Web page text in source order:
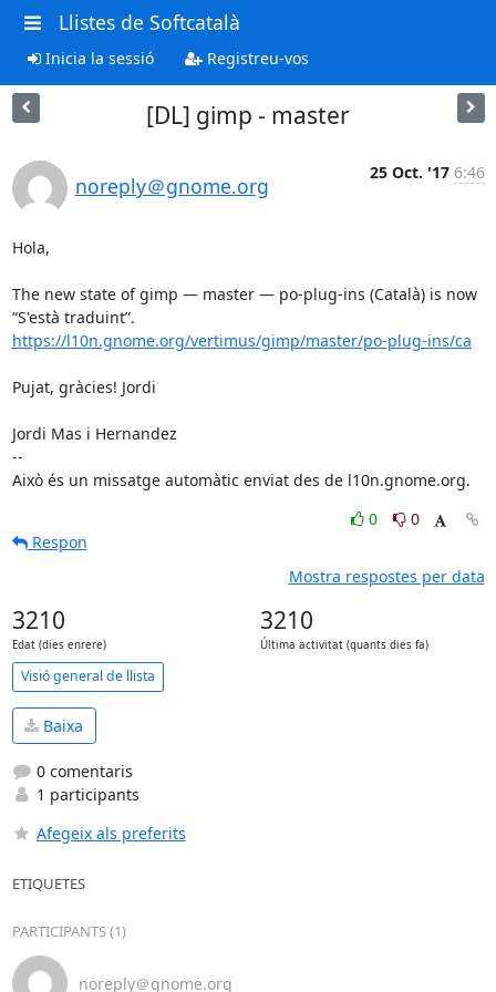
Llistes de Softcatalà
Inicia la sessió Registreu-vos
[DL] gimp - master
noreply＠gnome.org
25 Oct. '17 6:46
Hola,
The new state of gimp — master — po-plug-ins (Català) is now
https://l10n.gnome.org/vertimus/gimp/master/po-plug-ins/ca
Pujat, gràcies! Jordi
Jordi Mas i Hernandez
--
Això és un missatge automàtic enviat des de l10n.gnome.org.
0
0
Respon
Mostra respostes per data
3210
Edat (dies enrere)
3210
Última activitat (quants dies fa)
Visió general de llista
Baixa
0 comentaris
1 participants
Afegeix als preferits
ETIQUETES
PARTICIPANTS (1)
noreply＠gnome.org